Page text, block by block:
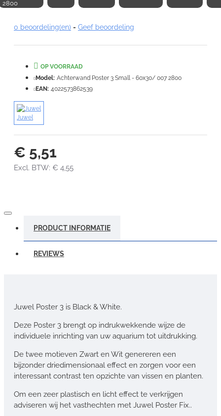
VERDER
2800
0 beoordeling(en) - Geef beoordeling
€ 5,51
Excl. BTW: € 4,55
OP VOORRAAD
Model: Achterwand Poster 3 Small - 60x30/ 007 2800
EAN: 4022573862539
Juwel
PRODUCT INFORMATIE
REVIEWS
Juwel Poster 3 is Black & White.
Deze Poster 3 brengt op indrukwekkende wijze de
individuele inrichting van uw aquarium tot uitdrukking.
De twee motieven Zwart en Wit genereren een
bijzonder driedimensionaal effect en zorgen voor een
interessant contrast ten opzichte van vissen en planten.
Om een zeer plastisch en licht effect te verkrijgen
adviseren wij het vasthechten met Juwel Poster Fix..